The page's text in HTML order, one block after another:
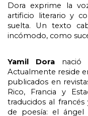
Dora exprime la
artificio literario y
suelta. Un texto
incómodo, como
Yamil Dora nació
Actualmente reside
publicados en
Rico, Francia y
traducidos al
de poesía: el